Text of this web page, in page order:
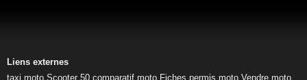
Liens externes
taxi moto Scooter 50 comparatif moto Fiches permis moto Vendre moto